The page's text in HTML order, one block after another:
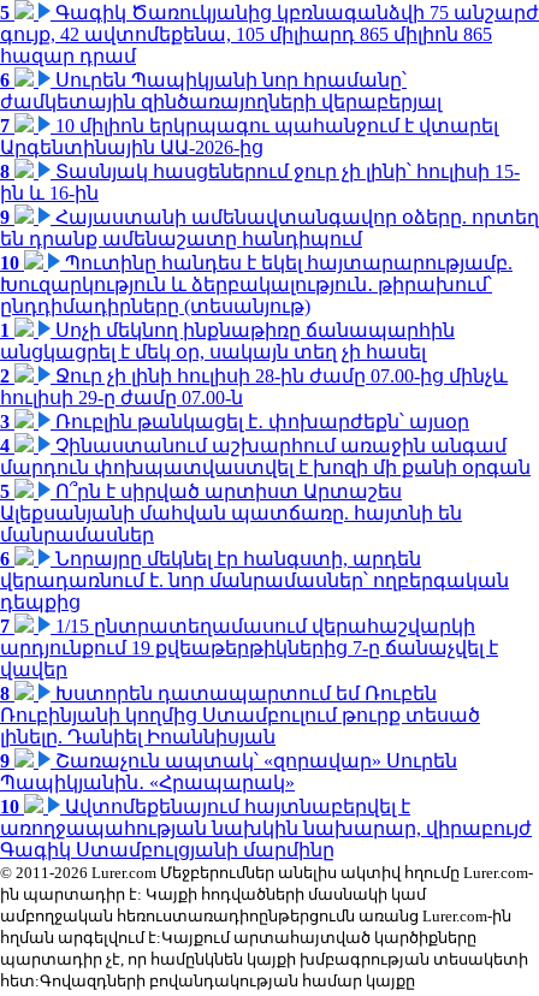
5
Գագիկ Ծառուկյանից կբռնագանձվի 75 անշարժ
գույք, 42 ավտոմեքենա, 105 միլիարդ 865 միլիոն 865
հազար դրամ
6
Սուրեն Պապիկյանի նոր հրամանը՝
ժամկետային զինծառայողների վերաբերյալ
7
10 միլիոն երկրպագու պահանջում է վտարել
Արգենտինային ԱԱ-2026-ից
8
Տասնյակ հասցեներում ջուր չի լինի՝ հուլիսի 15-
ին և 16-ին
9
Հայաստանի ամենավտանգավոր օձերը. որտեղ
են դրանք ամենաշատը հանդիպում
10
Պուտինը հանդես է եկել հայտարարությամբ.
Խուզարկություն և ձերբակալություն․ թիրախում՝
ընդդիմադիրները (տեսանյութ)
1
Սոչի մեկնող ինքնաթիռը ճանապարհին
անցկացրել է մեկ օր, սակայն տեղ չի հասել
2
Ջուր չի լինի հուլիսի 28-ին ժամը 07.00-ից մինչև
հուլիսի 29-ը ժամը 07.00-ն
3
Ռուբլին թանկացել է․ փոխարժեքն՝ այսօր
4
Չինաստանում աշխարհում առաջին անգամ
մարդուն փոխպատվաստվել է խոզի մի քանի օրգան
5
Ո՞րն է սիրված արտիստ Արտաշես
Ալեքսանյանի մահվան պատճառը. հայտնի են
մանրամասներ
6
Նորայրը մեկնել էր հանգստի, արդեն
վերադառնում է. նոր մանրամասներ՝ ողբերգական
դեպքից
7
1/15 ընտրատեղամասում վերահաշվարկի
արդյունքում 19 քվեաթերթիկներից 7-ը ճանաչվել է
վավեր
8
Խստորեն դատապարտում եմ Ռուբեն
Ռուբինյանի կողմից Ստամբուլում թուրք տեսած
լինելը. Դանիել Իոաննիսյան
9
Շառաչուն ապտակ՝ «զորավար» Սուրեն
Պապիկյանին․ «Հրապարակ»
10
Ավտոմեքենայում հայտնաբերվել է
առողջապահության նախկին նախարար, վիրաբույժ
Գագիկ Ստամբուլցյանի մարմինը
© 2011-2026 Lurer.com Մեջբերումներ անելիս ակտիվ հղումը Lurer.com-
ին պարտադիր է: Կայքի հոդվածների մասնակի կամ
ամբողջական հեռուստառադիոընթերցումն առանց Lurer.com-ին
հղման արգելվում է:Կայքում արտահայտված կարծիքները
պարտադիր չէ, որ համընկնեն կայքի խմբագրության տեսակետի
հետ:Գովազդների բովանդակության համար կայքը